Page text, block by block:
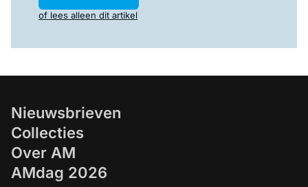
of lees alleen dit artikel
Nieuwsbrieven
Collecties
Over AM
AMdag 2026